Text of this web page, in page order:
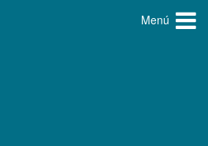
Menú